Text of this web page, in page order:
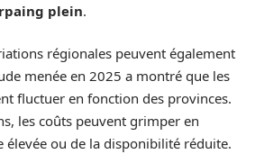
plein.
régionales peuvent également
menée en 2025 a montré que les
fluctuer en fonction des provinces.
les coûts peuvent grimper en
élevée ou de la disponibilité réduite.